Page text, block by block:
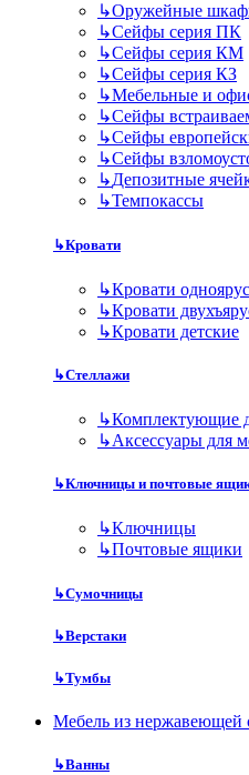
↳Оружейные
↳Сейфы серия ПК
↳Сейфы серия КМ
↳Сейфы серия КЗ
↳Мебельные и
↳Сейфы
↳Сейфы
↳Сейфы
↳Депозитные
↳Темпокассы
↳Кровати
↳Кровати
↳Кровати
↳Кровати детские
↳Стеллажи
↳Комплектующие
↳Аксессуары для
↳Ключницы и почтовые
↳Ключницы
↳Почтовые ящики
↳Сумочницы
↳Верстаки
↳Тумбы
Мебель из нержавеющей
↳Ванны